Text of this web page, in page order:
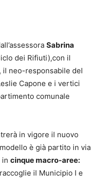
Sabrina
dei Rifiuti),con il
il neo-responsabile del
Capone e i vertici
comunale
in vigore il nuovo
è già partito in via
in cinque macro-aree:
il Municipio I e